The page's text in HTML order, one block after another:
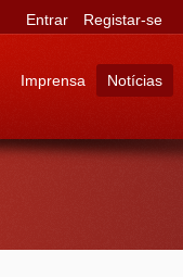
Imprensa Notícias
Entrar Registar-se